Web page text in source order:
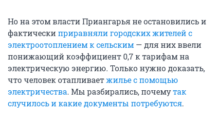
Но на этом власти Приангарья не остановились и
фактическиприравняли городских жителей с
электроотоплением к сельским — для них ввели
понижающий коэффициент 0,7 к тарифам на
электрическую энергию. Только нужно доказать,
что человек отапливаетжилье с помощью
электричества. Мы разбирались, почемутак
случилось и какие документы потребуются.